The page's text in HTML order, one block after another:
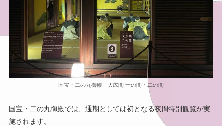
国宝・二の丸御殿 大広間 一の間・二の間
国宝・二の丸御殿では、通期としては初となる夜間特別観覧が実
施されます。